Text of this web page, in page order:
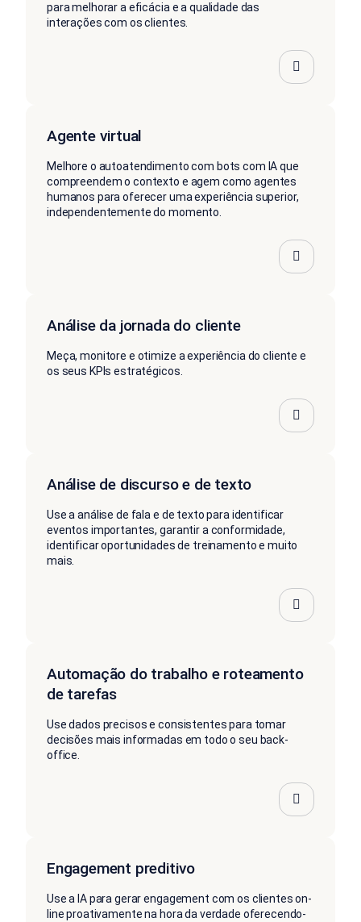
para melhorar a eficácia e a qualidade das
interações com os clientes.
Agente virtual
Melhore o autoatendimento com bots com IA que
compreendem o contexto e agem como agentes
humanos para oferecer uma experiência superior,
independentemente do momento.
Análise da jornada do cliente
Meça, monitore e otimize a experiência do cliente e
os seus KPIs estratégicos.
Análise de discurso e de texto
Use a análise de fala e de texto para identificar
eventos importantes, garantir a conformidade,
identificar oportunidades de treinamento e muito
mais.
Automação do trabalho e roteamento
de tarefas
Use dados precisos e consistentes para tomar
decisões mais informadas em todo o seu back-
office.
Engagement preditivo
Use a IA para gerar engagement com os clientes on-
line proativamente na hora da verdade oferecendo-